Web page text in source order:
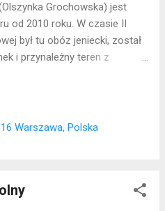
Grochowska) jest
od 2010 roku. W czasie II
był tu obóz jeniecki, został
i przynależny teren z
jeziorkiem Bałsztele
plażę. Teatr rozwija się
Praga Południe
Warszawa, Polska